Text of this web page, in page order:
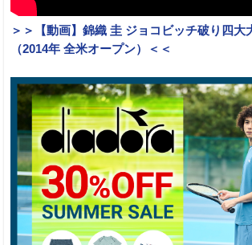
＞＞【動画】錦織 圭 ジョコビッチ破り四大
（2014年 全米オープン）＜＜